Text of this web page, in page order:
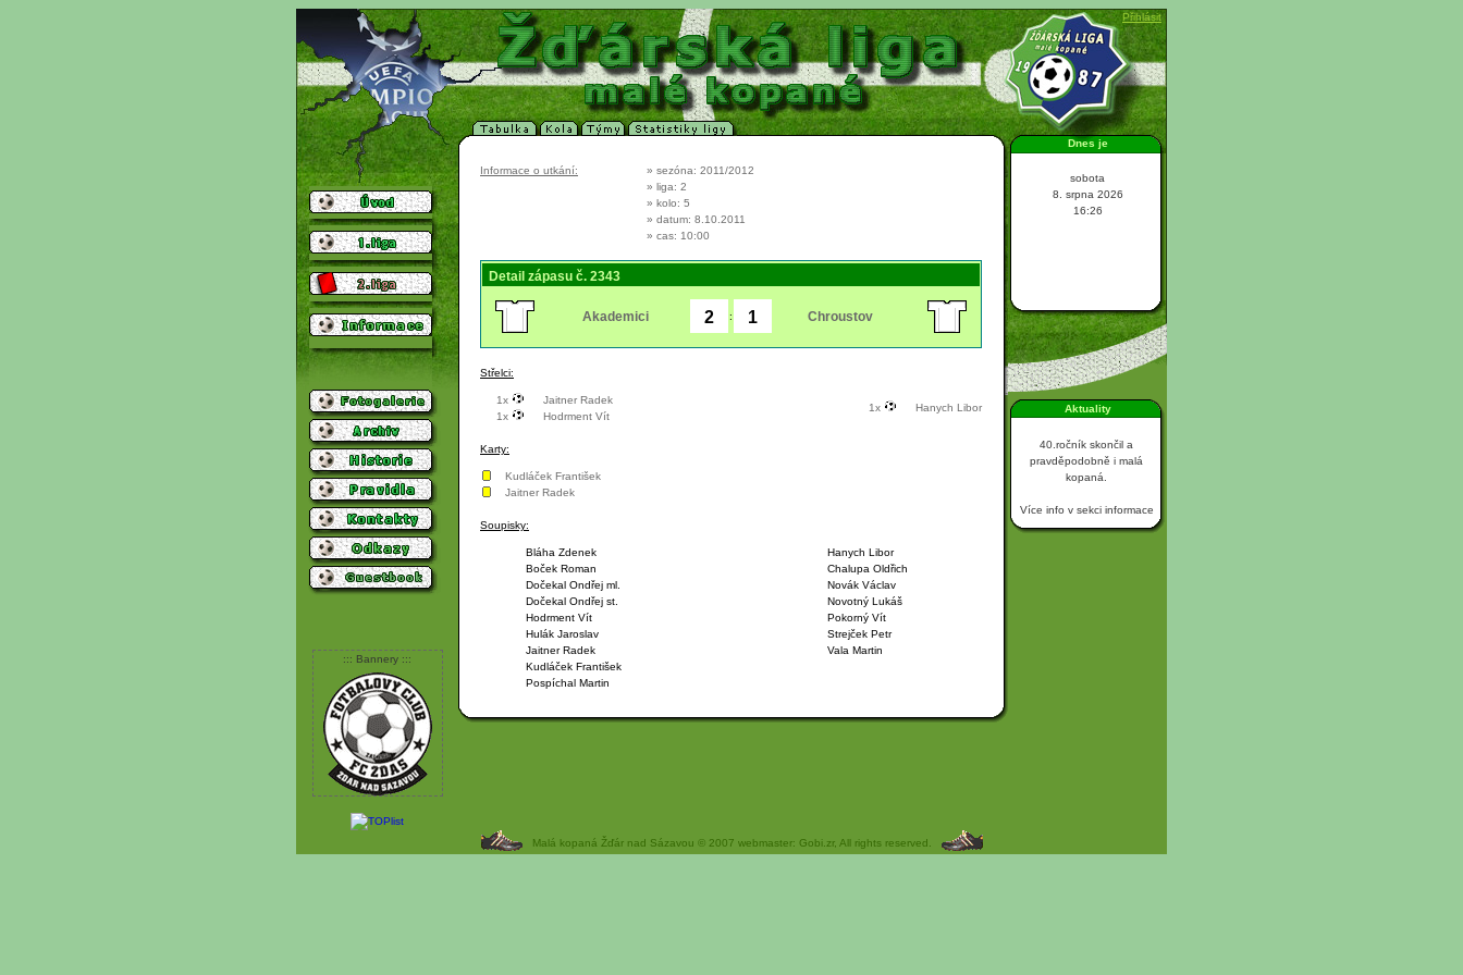
Přihlásit
::: Bannery :::
Dnes je
sobota
8. srpna 2026
16:26
Aktuality
40.ročník skončil a
pravděpodobně i malá
kopaná.
Více info v sekci informace
Informace o utkání:
» sezóna: 2011/2012
» liga: 2
» kolo: 5
» datum: 8.10.2011
» cas: 10:00
Detail zápasu č. 2343
Akademici : Chroustov
Střelci:
1x
Jaitner Radek
1x
Hodrment Vít
1x Hanych Libor
Karty:
Kudláček František
Jaitner Radek
Soupisky:
Bláha Zdenek
Hanych Libor
Boček Roman
Chalupa Oldřich
Dočekal Ondřej ml.
Novák Václav
Dočekal Ondřej st.
Novotný Lukáš
Hodrment Vít
Pokorný Vít
Hulák Jaroslav
Strejček Petr
Jaitner Radek
Vala Martin
Kudláček František
Pospíchal Martin
Malá kopaná Žďár nad Sázavou © 2007 webmaster: Gobi.zr, All rights reserved.